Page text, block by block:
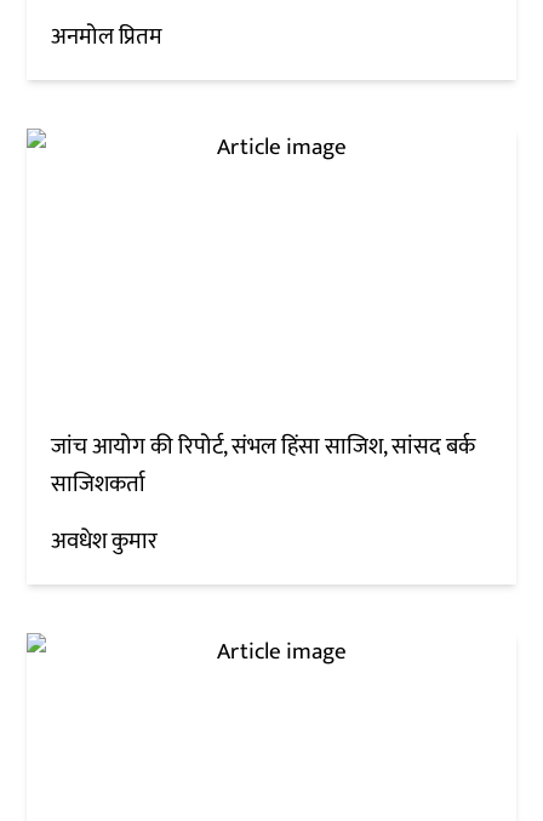
अनमोल प्रितम
जांच आयोग की रिपोर्ट, संभल हिंसा साजिश, सांसद बर्क
साजिशकर्ता
अवधेश कुमार